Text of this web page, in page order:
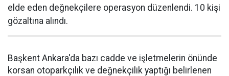
elde eden değnekçilere operasyon düzenlendi. 10 kişi
gözaltına alındı.
Başkent Ankara'da bazı cadde ve işletmelerin önünde
korsan otoparkçılık ve değnekçilik yaptığı belirlenen